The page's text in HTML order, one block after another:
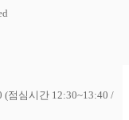
(점심시간 12:30~13:40 /